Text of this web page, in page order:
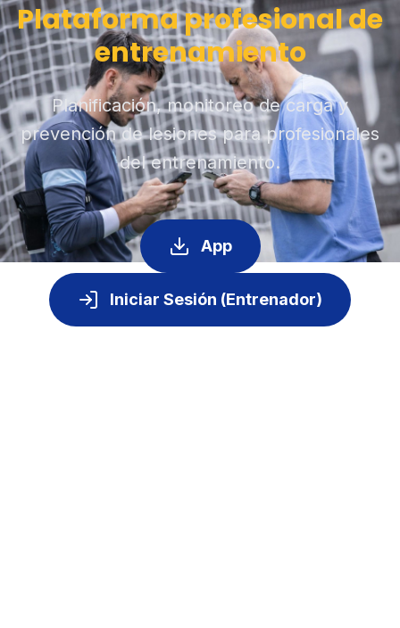
Plataforma profesional de
entrenamiento
Planificación, monitoreo de carga y
prevención de lesiones para profesionales
del entrenamiento.
App
Iniciar Sesión (Entrenador)